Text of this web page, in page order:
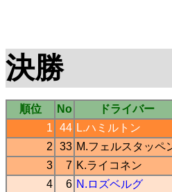
決勝
順位 No ドライバー
1
44 L.ハミルトン
2
33 M.フェルスタッペ
3
7 K.ライコネン
4
6 N.ロズベルグ